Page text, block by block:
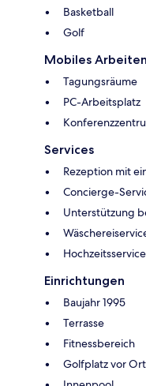
Basketball
Golf
Mobiles Arbeiten
Tagungsräume
PC-Arbeitsplatz
Services
Rezeption mit
Concierge-
Unterstützung
Hochzeitsservice
Einrichtungen
Baujahr 1995
Terrasse
Fitnessbereich
Golfplatz vor Ort